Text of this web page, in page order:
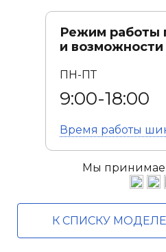
Режим работы
и
ПН-ПТ
9:00-18:00
Время работы
Мы
К СПИСКУ